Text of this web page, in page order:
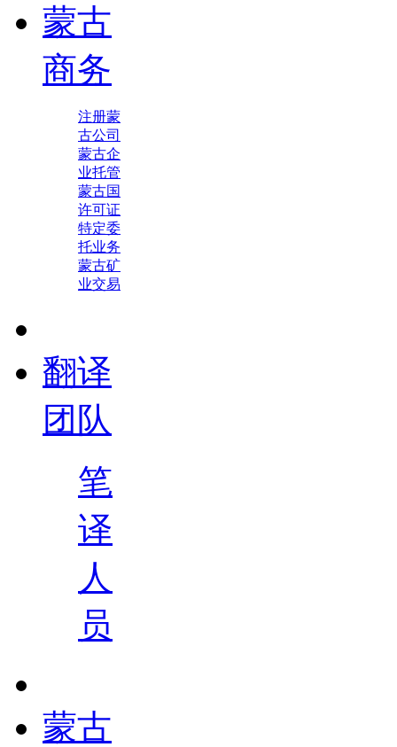
蒙古
商务
注册蒙
古公司
蒙古企
业托管
蒙古国
许可证
特定委
托业务
蒙古矿
业交易
翻译
团队
笔
译
人
员
蒙古